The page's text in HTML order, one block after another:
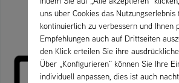
uns über Cookies das
kontinuierlich zu verbessern und Ihnen
Empfehlungen auch auf Drittseiten
den Klick erteilen Sie ihre
Über „Konfigurieren“ können Sie Ihre
individuell anpassen, dies ist auch